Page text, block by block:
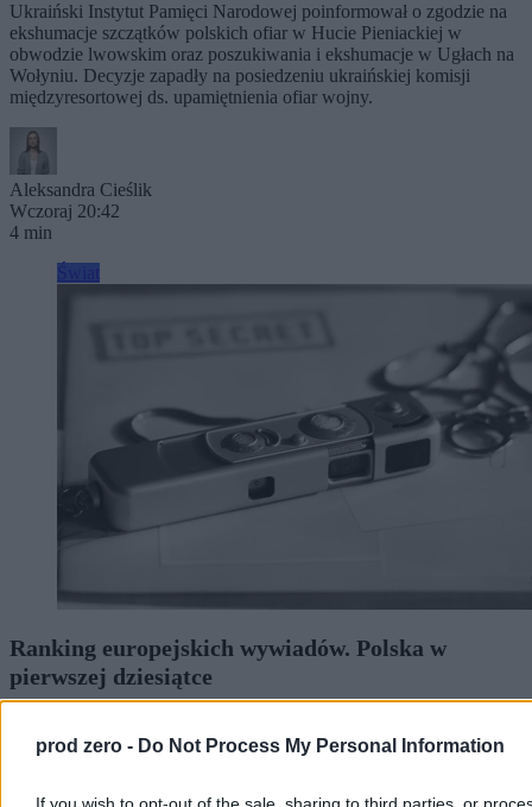
prod zero - Do Not Process My Personal Information
If you wish to opt-out of the sale, sharing to third parties, or
Ukraiński Instytut Pamięci Narodowej poinformował o zgodzie na
ekshumacje szczątków polskich ofiar w Hucie Pieniackiej w
obwodzie lwowskim oraz poszukiwania i ekshumacje w Ugłach na
Wołyniu. Decyzje zapadły na posiedzeniu ukraińskiej komisji
międzyresortowej ds. upamiętnienia ofiar wojny.
Aleksandra Cieślik
Wczoraj 20:42
4 min
Ranking europejskich wywiadów. Polska w
pierwszej dziesiątce
się na dziewiątym miejscu – wynika z rankingu francuskiego
magazynu „L'Express”. Zestawienie powstało na podstawie ocen 60